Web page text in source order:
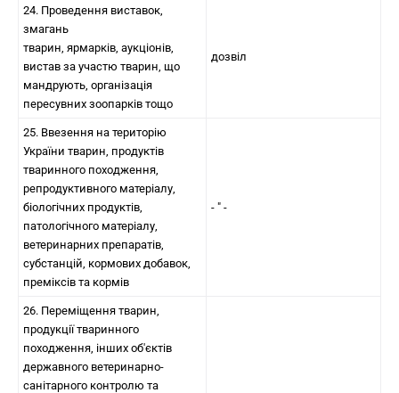
24. Проведення виставок,
змагань
тварин, ярмарків, аукціонів,
вистав за участю тварин, що
мандрують, організація
пересувних зоопарків тощо
дозвіл
25. Ввезення на територію
України тварин, продуктів
тваринного походження,
репродуктивного матеріалу,
біологічних продуктів,
патологічного матеріалу,
ветеринарних препаратів,
субстанцій, кормових добавок,
преміксів та кормів
- " -
26. Переміщення тварин,
продукції тваринного
походження, інших об'єктів
державного ветеринарно-
санітарного контролю та